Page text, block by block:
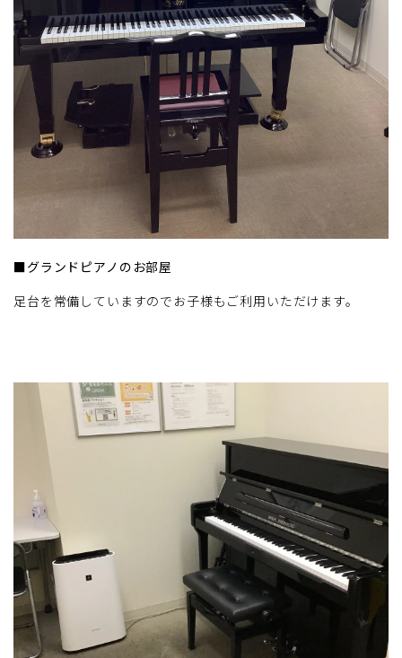
■グランドピアノのお部屋
足台を常備していますのでお子様もご利用いただけます。